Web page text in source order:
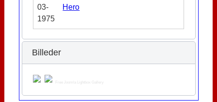
03-
1975
Hero
Billeder
Free Joomla Lightbox Gallery